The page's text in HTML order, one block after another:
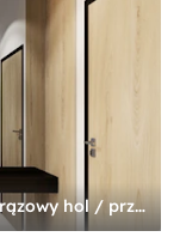
Warszawa 90m2 - Mały z wieszakiem brązowy hol / przedpokój, styl nowoczesny - zdjęcie od INVENTIVE studio